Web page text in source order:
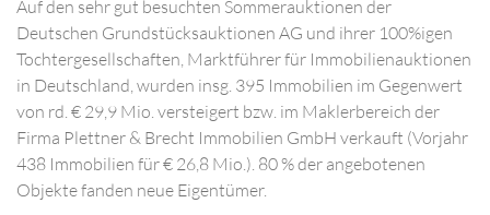
Auf den sehr gut besuchten Sommerauktionen der
Deutschen Grundstücksauktionen AG und ihrer 100%igen
Tochtergesellschaften, Marktführer für Immobilienauktionen
in Deutschland, wurden insg. 395 Immobilien im Gegenwert
von rd. € 29,9 Mio. versteigert bzw. im Maklerbereich der
Firma Plettner & Brecht Immobilien GmbH verkauft (Vorjahr
438 Immobilien für € 26,8 Mio.). 80 % der angebotenen
Objekte fanden neue Eigentümer.